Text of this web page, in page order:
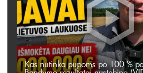
Kas nutinka pupoms po 100 %